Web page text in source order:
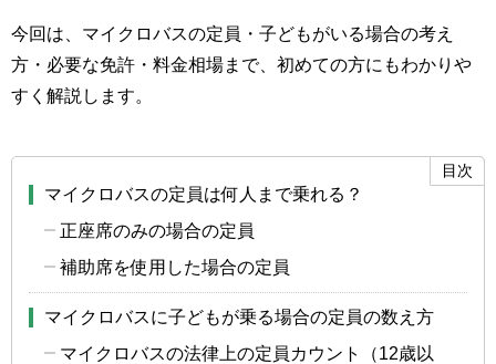
今回は、マイクロバスの定員・子どもがいる場合の考え
方・必要な免許・料金相場まで、初めての方にもわかりや
すく解説します。
マイクロバスの定員は何人まで乗れる？
正座席のみの場合の定員
補助席を使用した場合の定員
マイクロバスに子どもが乗る場合の定員の数え方
マイクロバスの法律上の定員カウント（12歳以